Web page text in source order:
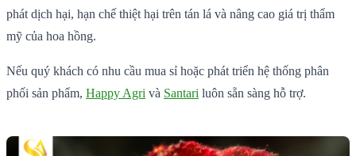
phát dịch hại, hạn chế thiệt hại trên tán lá và nâng cao giá trị thẩm
mỹ của hoa hồng.
Nếu quý khách có nhu cầu mua sỉ hoặc phát triển hệ thống phân
phối sản phẩm, Happy Agri và Santari luôn sẵn sàng hỗ trợ.